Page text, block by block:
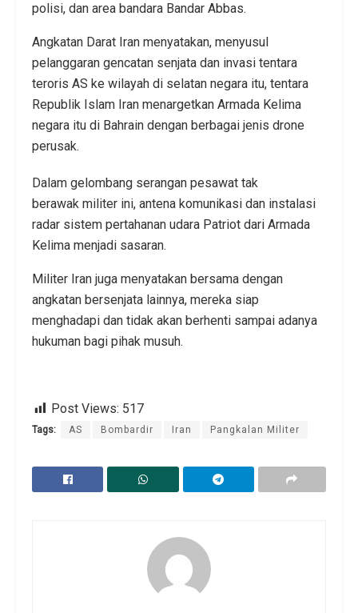
polisi, dan area bandara Bandar Abbas.
Angkatan Darat Iran menyatakan, menyusul
pelanggaran gencatan senjata dan invasi tentara
teroris AS ke wilayah di selatan negara itu, tentara
Republik Islam Iran menargetkan Armada Kelima
negara itu di Bahrain dengan berbagai jenis drone
perusak.
Dalam gelombang serangan pesawat tak
berawak militer ini, antena komunikasi dan instalasi
radar sistem pertahanan udara Patriot dari Armada
Kelima menjadi sasaran.
Militer Iran juga menyatakan bersama dengan
angkatan bersenjata lainnya, mereka siap
menghadapi dan tidak akan berhenti sampai adanya
hukuman bagi pihak musuh.
Post Views: 517
Tags: AS Bombardir Iran Pangkalan Militer